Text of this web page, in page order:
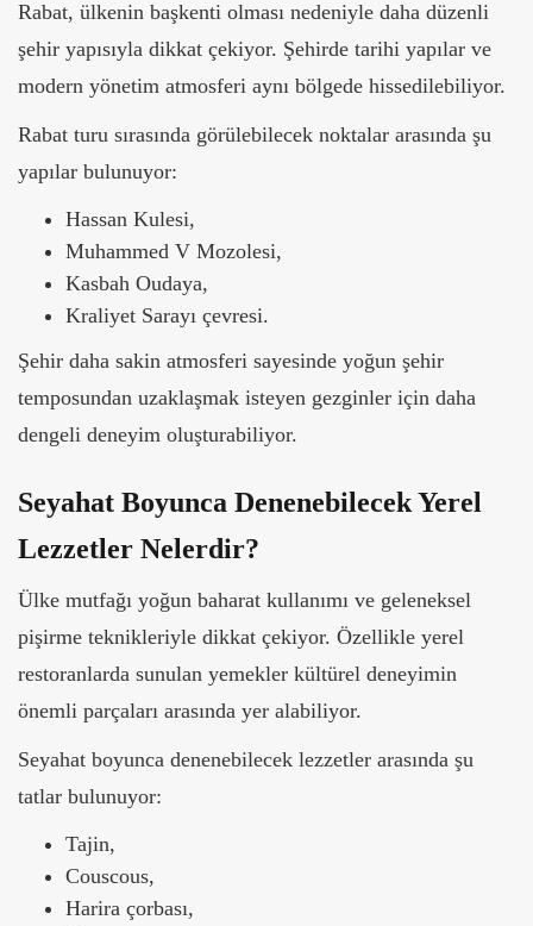
Rabat, ülkenin başkenti olması nedeniyle daha düzenli
şehir yapısıyla dikkat çekiyor. Şehirde tarihi yapılar ve
modern yönetim atmosferi aynı bölgede hissedilebiliyor.
Rabat turu sırasında görülebilecek noktalar arasında şu
yapılar bulunuyor:
Hassan Kulesi,
Muhammed V Mozolesi,
Kasbah Oudaya,
Kraliyet Sarayı çevresi.
Şehir daha sakin atmosferi sayesinde yoğun şehir
temposundan uzaklaşmak isteyen gezginler için daha
dengeli deneyim oluşturabiliyor.
Seyahat Boyunca Denenebilecek Yerel
Lezzetler Nelerdir?
Ülke mutfağı yoğun baharat kullanımı ve geleneksel
pişirme teknikleriyle dikkat çekiyor. Özellikle yerel
restoranlarda sunulan yemekler kültürel deneyimin
önemli parçaları arasında yer alabiliyor.
Seyahat boyunca denenebilecek lezzetler arasında şu
tatlar bulunuyor:
Tajin,
Couscous,
Harira çorbası,